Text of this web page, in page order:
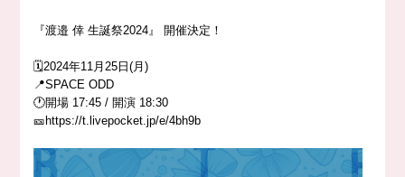
『渡邉 倖 生誕祭2024』 開催決定！
🗓️2024年11月25日(月)
📍SPACE ODD
🕐開場 17:45 / 開演 18:30
🎫 https://t.livepocket.jp/e/4bh9b